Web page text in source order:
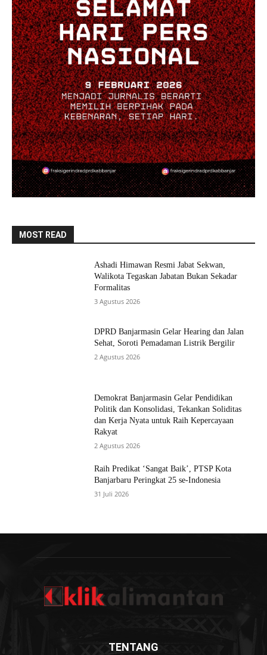
MOST READ
Ashadi Himawan Resmi Jabat Sekwan,
Walikota Tegaskan Jabatan Bukan Sekadar
Formalitas
3 Agustus 2026
DPRD Banjarmasin Gelar Hearing dan Jalan
Sehat, Soroti Pemadaman Listrik Bergilir
2 Agustus 2026
Demokrat Banjarmasin Gelar Pendidikan
Politik dan Konsolidasi, Tekankan Soliditas
dan Kerja Nyata untuk Raih Kepercayaan
Rakyat
2 Agustus 2026
Raih Predikat ‘Sangat Baik’, PTSP Kota
Banjarbaru Peringkat 25 se-Indonesia
31 Juli 2026
TENTANG